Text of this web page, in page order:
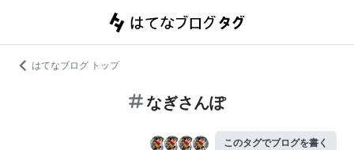
はてなブログ トップ
なぎさんぽ
このタグでブログを書く